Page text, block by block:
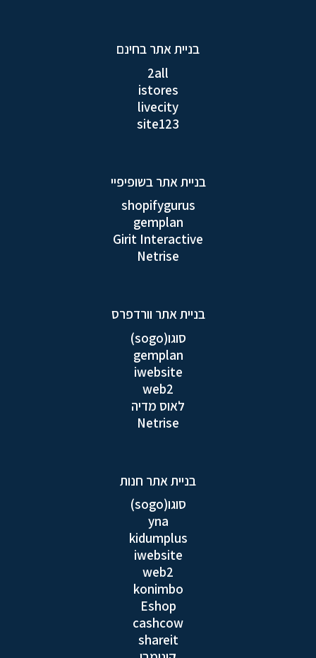
בניית אתר בחינם
2all
istores
livecity
site123
בניית אתר בשופיפיי
shopifygurus
gemplan
Girit Interactive
Netrise
בניית אתר וורדפרס
סוגו(sogo)
gemplan
iwebsite
web2
לאוס מדיה
Netrise
בניית אתר חנות
סוגו(sogo)
yna
kidumplus
iwebsite
web2
konimbo
Eshop
cashcow
shareit